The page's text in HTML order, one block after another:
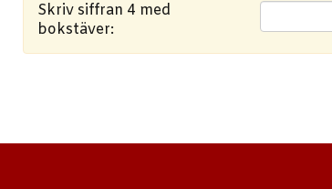
Skriv siffran 4 med
bokstäver: